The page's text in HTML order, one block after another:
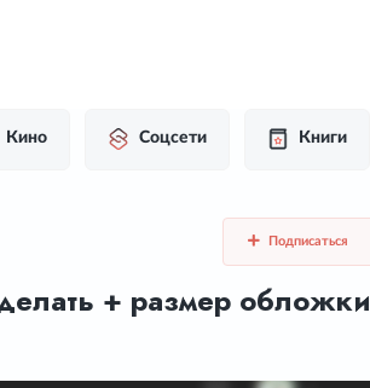
Кино Соцсети Книги
Подписаться
+ размер обложки